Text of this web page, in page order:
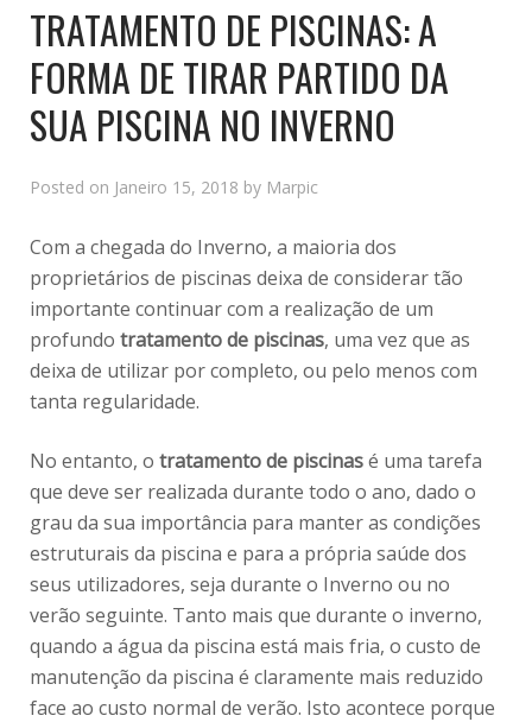
TRATAMENTO DE PISCINAS: A
FORMA DE TIRAR PARTIDO DA
SUA PISCINA NO INVERNO
Posted on Janeiro 15, 2018 by Marpic
Com a chegada do Inverno, a maioria dos
proprietários de piscinas deixa de considerar tão
importante continuar com a realização de um
profundo tratamento de piscinas, uma vez que as
deixa de utilizar por completo, ou pelo menos com
tanta regularidade.
No entanto, o tratamento de piscinasé uma tarefa
que deve ser realizada durante todo o ano, dado o
grau da sua importância para manter as condições
estruturais da piscina e para a própria saúde dos
seus utilizadores, seja durante o Inverno ou no
verão seguinte. Tanto mais que durante o inverno,
quando a água da piscina está mais fria, o custo de
manutenção da piscina é claramente mais reduzido
face ao custo normal de verão. Isto acontece porque